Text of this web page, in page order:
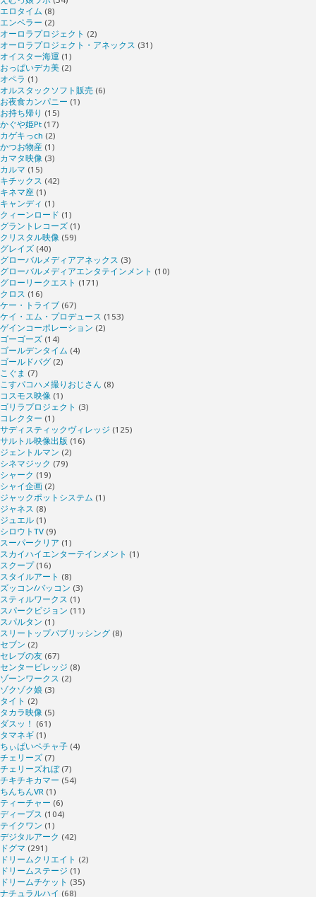
エロタイム (8)
エンペラー (2)
オーロラプロジェクト (2)
オーロラプロジェクト・アネックス (31)
オイスター海運 (1)
おっぱいデカ美 (2)
オペラ (1)
オルスタックソフト販売 (6)
お夜食カンパニー (1)
お持ち帰り (15)
かぐや姫Pt (17)
カゲキっch (2)
かつお物産 (1)
カマタ映像 (3)
カルマ (15)
キチックス (42)
キネマ座 (1)
キャンディ (1)
クィーンロード (1)
グラントレコーズ (1)
クリスタル映像 (59)
グレイズ (40)
グローバルメディアアネックス (3)
グローバルメディアエンタテインメント (10)
グローリークエスト (171)
クロス (16)
ケー・トライブ (67)
ケイ・エム・プロデュース (153)
ゲインコーポレーション (2)
ゴーゴーズ (14)
ゴールデンタイム (4)
ゴールドバグ (2)
こぐま (7)
こすパコハメ撮りおじさん (8)
コスモス映像 (1)
ゴリラプロジェクト (3)
コレクター (1)
サディスティックヴィレッジ (125)
サルトル映像出版 (16)
ジェントルマン (2)
シネマジック (79)
シャーク (19)
シャイ企画 (2)
ジャックポットシステム (1)
ジャネス (8)
ジュエル (1)
シロウトTV (9)
スーパークリア (1)
スカイハイエンターテインメント (1)
スクープ(16)
スタイルアート (8)
ズッコン/バッコン (3)
スティルワークス (1)
スパークビジョン (11)
スパルタン (1)
スリートップパブリッシング (8)
セブン (2)
セレブの友 (67)
センタービレッジ (8)
ゾーンワークス (2)
ゾクゾク娘 (3)
タイト (2)
タカラ映像 (5)
ダスッ！ (61)
タマネギ (1)
ちぃぱいペチャ子 (4)
チェリーズ (7)
チェリーズれぼ(7)
チキチキカマー (54)
ちんちんVR (1)
ティーチャー (6)
ディープス (104)
テイクワン (1)
デジタルアーク (42)
ドグマ (291)
ドリームクリエイト (2)
ドリームステージ (1)
ドリームチケット (35)
ナチュラルハイ (68)